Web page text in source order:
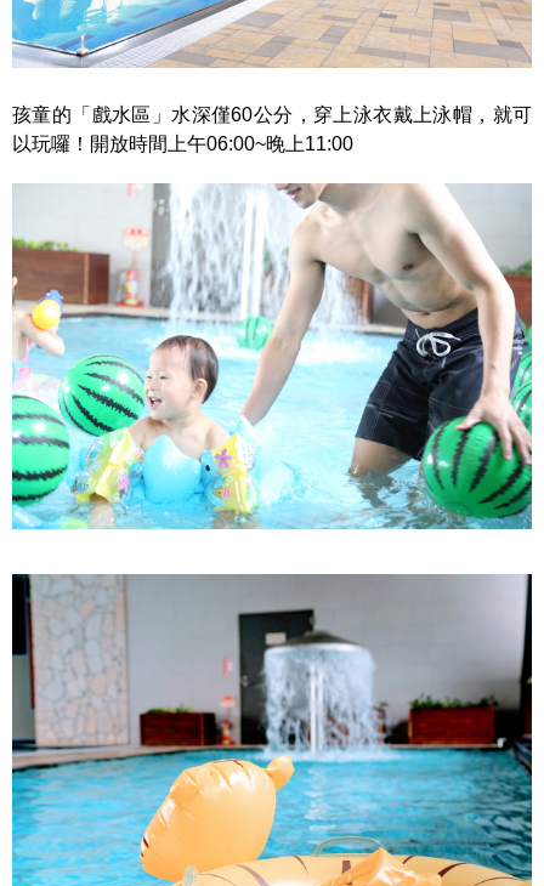
孩童的「戲水區」水深僅60公分，穿上泳衣戴上泳帽，就可
以玩囉！開放時間上午06:00~晚上11:00